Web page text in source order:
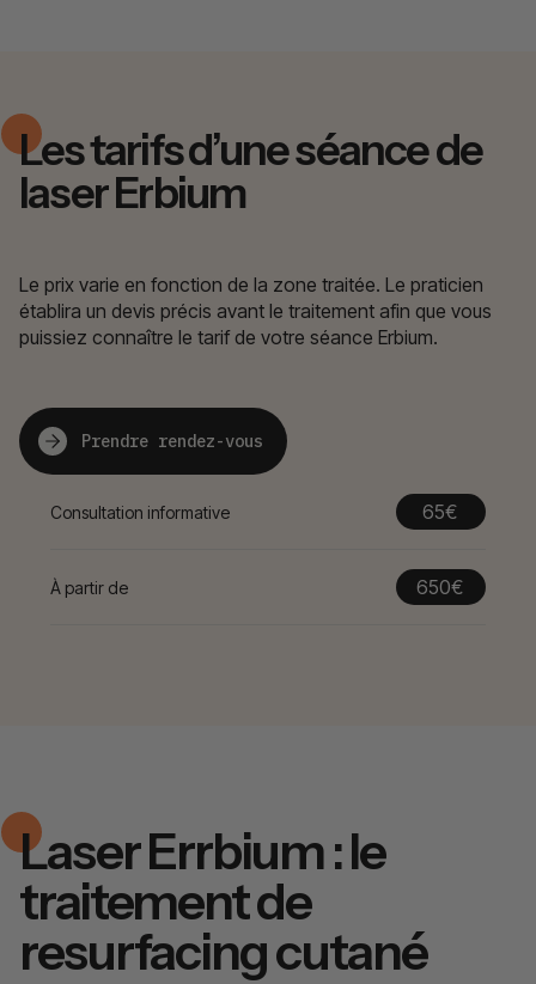
Les tarifs d’une séance de
laser Erbium
Le prix varie en fonction de la zone traitée. Le praticien
établira un devis précis avant le traitement afin que vous
puissiez connaître le tarif de votre séance Erbium.
Prendre rendez-vous
Consultation informative 65€
À partir de 650€
Laser Errbium : le
traitement de
resurfacing cutané